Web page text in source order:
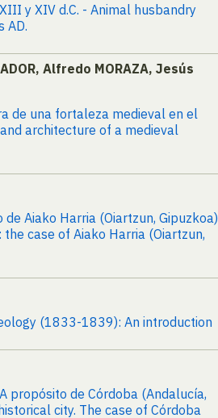
y XIV d.C. - Animal husbandry
AD.
Alfredo MORAZA, Jesús
de una fortaleza medieval en el
architecture of a medieval
Aiako Harria (Oiartzun, Gipuzkoa)
case of Aiako Harria (Oiartzun,
(1833-1839): An introduction
propósito de Córdoba (Andalucía,
city. The case of Córdoba